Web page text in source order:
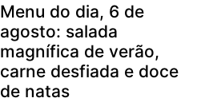
Menu do dia, 6 de
agosto: salada
magnífica de verão,
carne desfiada e doce
de natas